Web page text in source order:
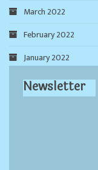
March 2022
February 2022
January 2022
Newsletter